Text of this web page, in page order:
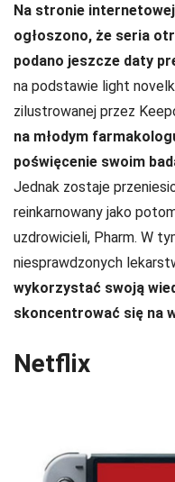
Na stronie internetowej
ogłoszono, że seria
podano jeszcze daty
na podstawie light
zilustrowanej przez
na młodym
poświęcenie swoim
Jednak zostaje
reinkarnowany jako
uzdrowicieli, Pharm. W
niesprawdzonych
wykorzystać swoją
skoncentrować się na
Netflix